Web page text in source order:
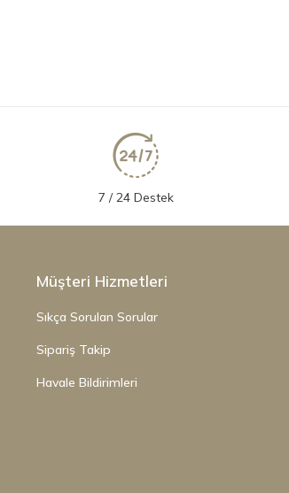
7 / 24 Destek
Müşteri Hizmetleri
Sıkça Sorulan Sorular
Sipariş Takip
Havale Bildirimleri